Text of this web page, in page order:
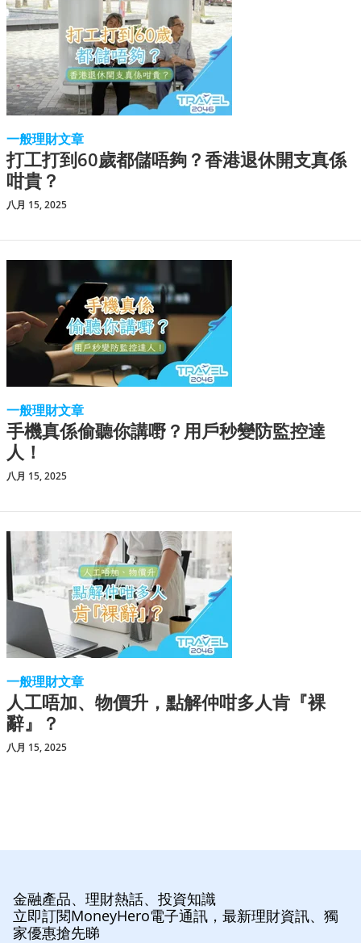
一般理財文章
打工打到60歲都儲唔夠？香港退休開支真係
咁貴？
八月 15, 2025
一般理財文章
手機真係偷聽你講嘢？用戶秒變防監控達
人！
八月 15, 2025
一般理財文章
人工唔加、物價升，點解仲咁多人肯『裸
辭』？
八月 15, 2025
金融產品、理財熱話、投資知識
立即訂閱MoneyHero電子通訊，最新理財資訊、獨
家優惠搶先睇